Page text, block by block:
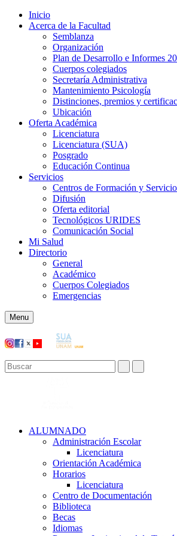
Inicio
Acerca de la Facultad
Semblanza
Organización
Plan de Desarrollo e Informes
Cuerpos colegiados
Secretaría Administrativa
Mantenimiento Psicología
Distinciones, premios y
Ubicación
Oferta Académica
Licenciatura
Licenciatura (SUA)
Posgrado
Educación Continua
Servicios
Centros de Formación y
Difusión
Oferta editorial
Tecnológicos URIDES
Comunicación Social
Mi Salud
Directorio
General
Académico
Cuerpos Colegiados
Emergencias
Menu
ALUMNADO
Administración Escolar
Licenciatura
Orientación Académica​
Horarios
Licenciatura
Centro de Documentación
Biblioteca
Becas
Idiomas